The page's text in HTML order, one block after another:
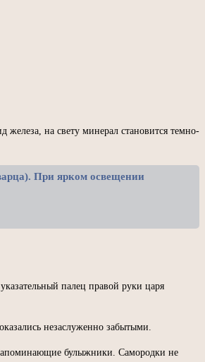
железа, на свету минерал становится темно-
При ярком освещении
палец правой руки царя
незаслуженно забытыми.
булыжники. Самородки не